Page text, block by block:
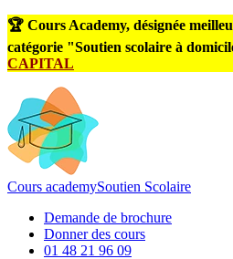
🏆 Cours Academy, désignée
catégorie "Soutien scolaire à
CAPITAL
Cours academySoutien Scolaire
Demande de brochure
Donner des cours
01 48 21 96 09